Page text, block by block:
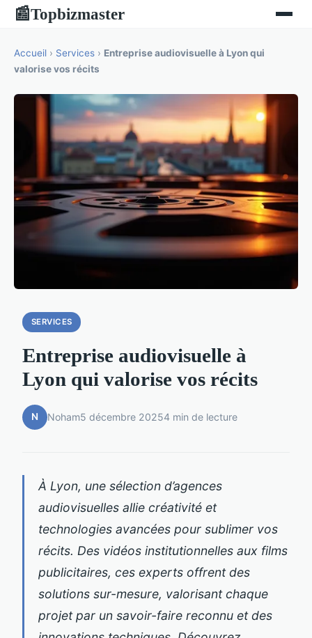
📰Topbizmaster
Accueil › Services › Entreprise audiovisuelle à Lyon qui
valorise vos récits
SERVICES
Entreprise audiovisuelle à
Lyon qui valorise vos récits
N Noham5 décembre 20254 min de lecture
À Lyon, une sélection d’agences
audiovisuelles allie créativité et
technologies avancées pour sublimer vos
récits. Des vidéos institutionnelles aux films
publicitaires, ces experts offrent des
solutions sur-mesure, valorisant chaque
projet par un savoir-faire reconnu et des